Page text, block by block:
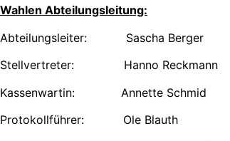
Wahlen Abteilungsleitung:
Abteilungsleiter: Sascha Berger
Stellvertreter: Hanno Reckmann
Kassenwartin: Annette Schmid
Protokollführer: Ole Blauth